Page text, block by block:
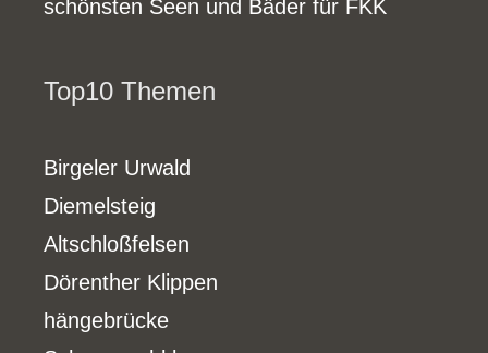
schönsten Seen und Bäder für FKK
Top10 Themen
Birgeler Urwald
Diemelsteig
Altschloßfelsen
Dörenther Klippen
hängebrücke